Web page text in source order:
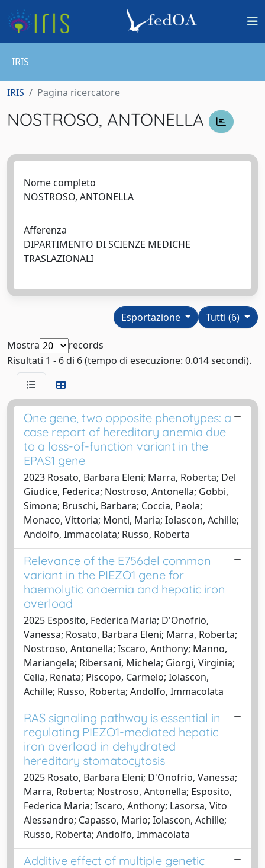
IRIS
IRIS Pagina ricercatore
NOSTROSO, ANTONELLA
Nome completo
NOSTROSO, ANTONELLA
Afferenza
DIPARTIMENTO DI SCIENZE MEDICHE
TRASLAZIONALI
Tutti (6)
Esportazione
Mostra
records
Risultati 1 - 6 di 6 (tempo di esecuzione: 0.014 secondi).
One gene, two opposite phenotypes: a
case report of hereditary anemia due
to a loss-of-function variant in the
EPAS1 gene
2023 Rosato, Barbara Eleni; Marra, Roberta; Del
Giudice, Federica; Nostroso, Antonella; Gobbi,
Simona; Bruschi, Barbara; Coccia, Paola;
Monaco, Vittoria; Monti, Maria; Iolascon, Achille;
Andolfo, Immacolata; Russo, Roberta
Relevance of the E756del common
variant in the PIEZO1 gene for
haemolytic anaemia and hepatic iron
overload
2025 Esposito, Federica Maria; D'Onofrio,
Vanessa; Rosato, Barbara Eleni; Marra, Roberta;
Nostroso, Antonella; Iscaro, Anthony; Manno,
Mariangela; Ribersani, Michela; Giorgi, Virginia;
Celia, Renata; Piscopo, Carmelo; Iolascon,
Achille; Russo, Roberta; Andolfo, Immacolata
RAS signaling pathway is essential in
regulating PIEZO1-mediated hepatic
iron overload in dehydrated
hereditary stomatocytosis
2025 Rosato, Barbara Eleni; D'Onofrio, Vanessa;
Marra, Roberta; Nostroso, Antonella; Esposito,
Federica Maria; Iscaro, Anthony; Lasorsa, Vito
Alessandro; Capasso, Mario; Iolascon, Achille;
Russo, Roberta; Andolfo, Immacolata
Additive effect of multiple genetic